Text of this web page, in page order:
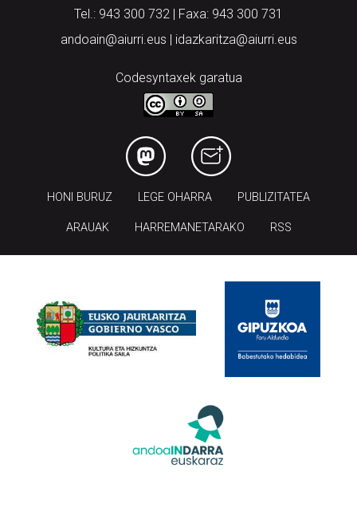
Tel.: 943 300 732 | Faxa: 943 300 731
andoain@aiurri.eus | idazkaritza@aiurri.eus
Codesyntaxek garatua
HONI BURUZ LEGE OHARRA PUBLIZITATEA
ARAUAK HARREMANETARAKO RSS